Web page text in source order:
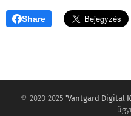
Share
© 2020-2025 'Vantgard Digital